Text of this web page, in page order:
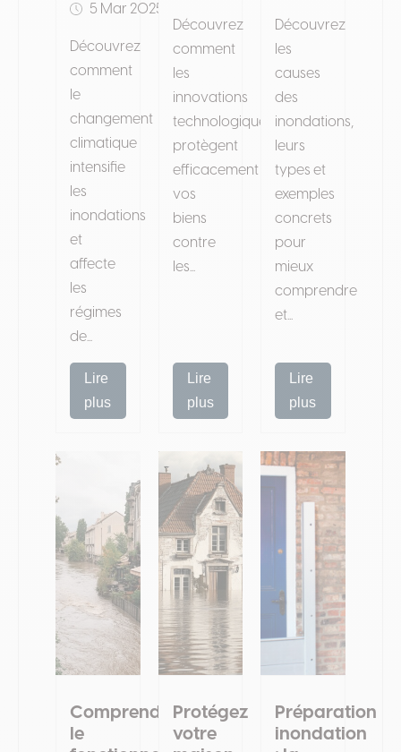
5 Mar 2025
Découvrez
comment
le
changement
climatique
intensifie
les
inondations
et
affecte
les
régimes
de...
Lire
plus
Découvrez
comment
les
innovations
technologiques
protègent
efficacement
vos
biens
contre
les...
Lire
plus
Découvrez
les
causes
des
inondations,
leurs
types et
exemples
concrets
pour
mieux
comprendre
et...
Lire
plus
Comprendre
le
Protégez
votre
Préparation
inondation